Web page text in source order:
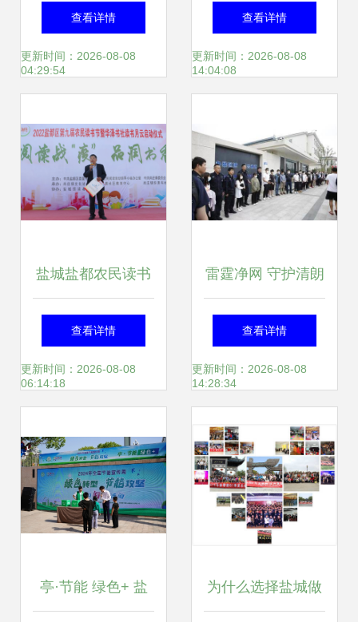
活与商业推广的优
质服务平台
查看详情
更新时间：2026-08-08
04:29:54
广汽本田羊城主场
彰显全价值链实力
查看详情
更新时间：2026-08-08
14:04:08
盐城盐都农民读书
节 以书为媒，赋能
乡村振兴，让农民
正主角
查看详情
更新时间：2026-08-08
06:14:18
雷霆净网 守护清朗
——江苏公布2020
年“扫黄打非”十大
广服务案例启示
查看详情
更新时间：2026-08-08
14:28:34
亭·节能 绿色+ 盐 为什么选择盐城做